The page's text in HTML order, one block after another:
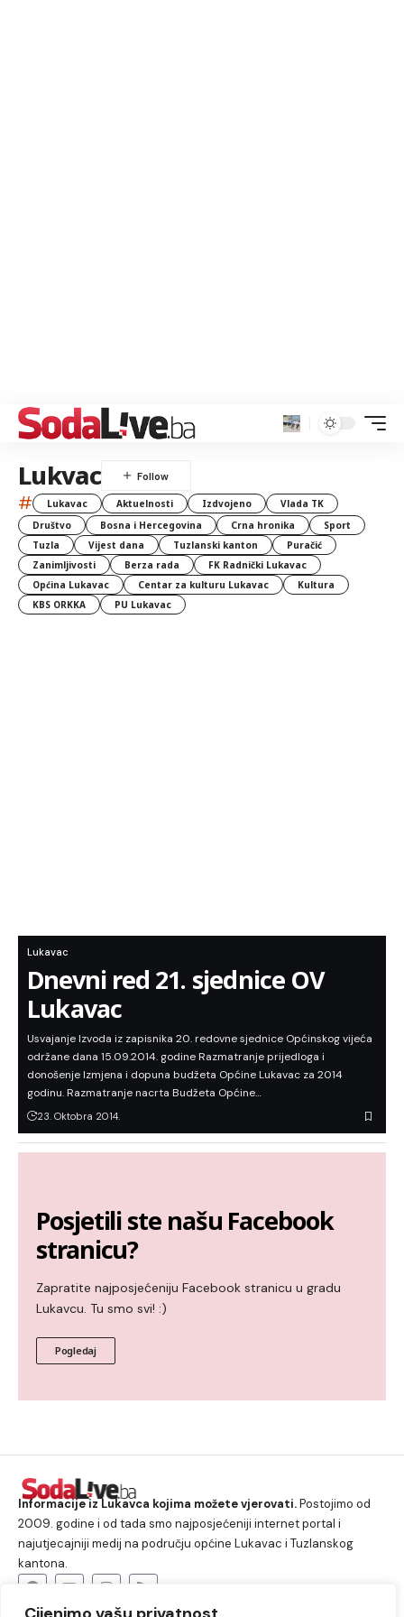
Lukvac
# Lukavac Aktuelnosti Izdvojeno
Vlada TK
Društvo
Bosna i Hercegovina Crna hronika
Sport
Tuzla
Vijest dana Tuzlanski kanton
Puračić
Zanimljivosti
Berza rada
FK Radnički Lukavac
Općina Lukavac
Centar za kulturu Lukavac
Kultura
KBS ORKKA
PU Lukavac
Lukavac
Dnevni red 21. sjednice OV
Lukavac
Usvajanje Izvoda iz zapisnika 20. redovne sjednice Općinskog vijeća
održane dana 15.09.2014. godine Razmatranje prijedloga i
donošenje Izmjena i dopuna budžeta Općine Lukavac za 2014
godinu. Razmatranje nacrta Budžeta Općine…
23. Oktobra 2014.
Posjetili ste našu Facebook
stranicu?
Zapratite najposjećeniju Facebook stranicu u gradu
Lukavcu. Tu smo svi! :)
Pogledaj
Informacije iz Lukavca kojima možete vjerovati.Postojimo od
2009. godine i od tada smo najposjećeniji internet portal i
najutjecajniji medij na području općine Lukavac i Tuzlanskog
kantona.